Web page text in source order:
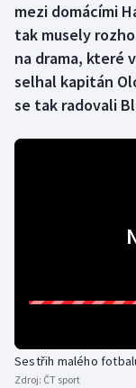
Curling
Dostihy
Judo
mezi domácími
tak musely
na drama, které
selhal kapitán
se tak radovali
Sestřih malého
Zdroj: ČT sport